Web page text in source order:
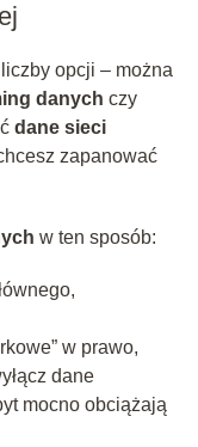
opcji – można
danych czy
dane sieci
zapanować
w ten sposób:
w prawo,
dane
mocno obciążają